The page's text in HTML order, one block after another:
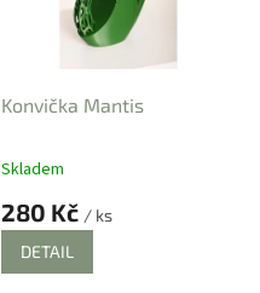
Konvička Mantis
Průměrné
produktu
Skladem
280 Kč / ks
DETAIL